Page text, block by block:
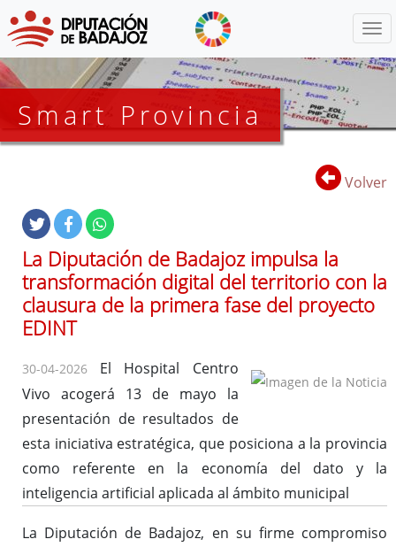
Smart Provincia
Volver
La Diputación de Badajoz impulsa la
transformación digital del territorio con la
clausura de la primera fase del proyecto
EDINT
30-04-2026 El Hospital Centro
Vivo acogerá 13 de mayo la
presentación de resultados de
esta iniciativa estratégica, que posiciona a la provincia
como referente en la economía del dato y la
inteligencia artificial aplicada al ámbito municipal
La Diputación de Badajoz, en su firme compromiso